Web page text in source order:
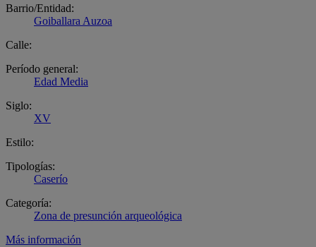
Barrio/Entidad:
Goiballara Auzoa
Calle:
Período general:
Edad Media
Siglo:
XV
Estilo:
Tipologías:
Caserío
Categoría:
Zona de presunción arqueológica
Más información